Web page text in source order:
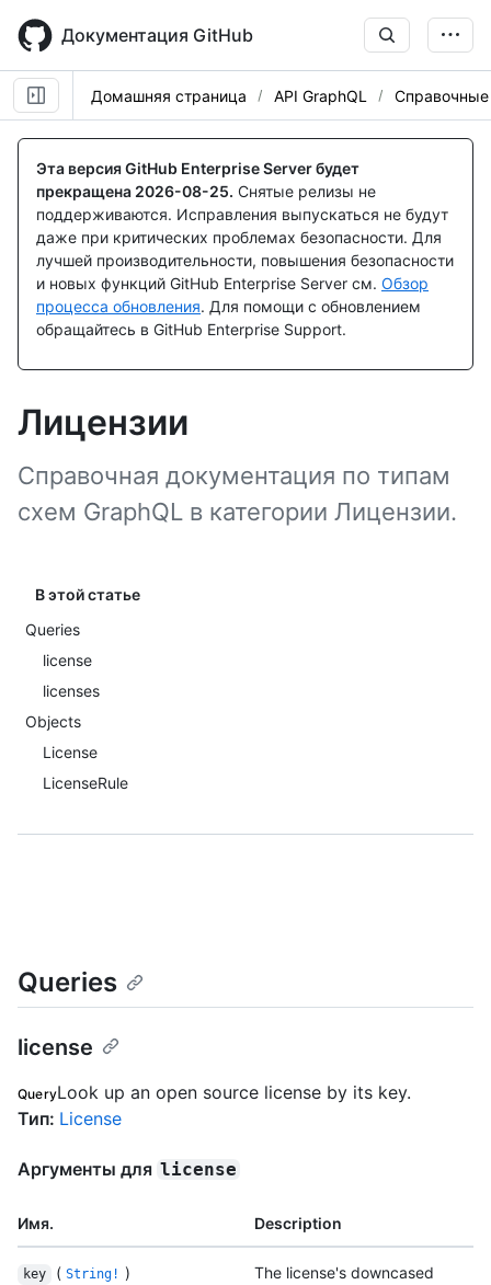
main
content
Документация GitHub
Домашняя страница API GraphQL
Эта версия GitHub Enterprise Server будет
прекращена 2026-08-25. Снятые релизы не
поддерживаются. Исправления выпускаться не будут
даже при критических проблемах безопасности. Для
лучшей производительности, повышения безопасности
и новых функций GitHub Enterprise Server см. Обзор
процесса обновления. Для помощи с обновлением
обращайтесь в GitHub Enterprise Support.
Лицензии
Справочная документация по типам
схем GraphQL в категории Лицензии.
В этой статье
Queries
license
licenses
Objects
License
LicenseRule
Queries
license
QueryLook up an open source license by its key.
Тип: License
Аргументы для license
Имя. Description
key ( String! )
The license's downcased